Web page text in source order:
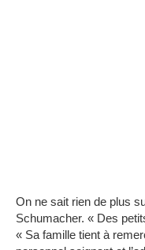
On ne sait rien de plus
Schumacher. « Des
« Sa famille tient à